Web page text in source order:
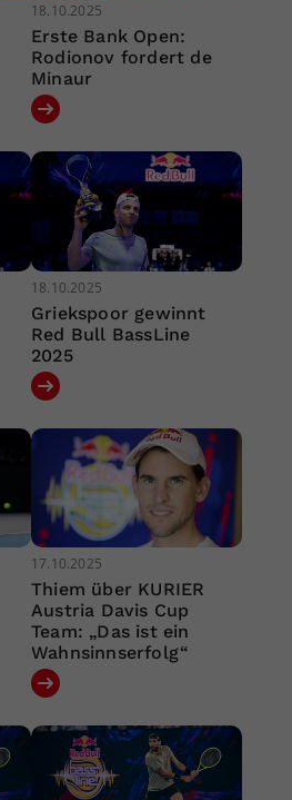
18.10.2025
Erste Bank Open:
Rodionov fordert de
Minaur
18.10.2025
Griekspoor gewinnt
Red Bull BassLine
2025
17.10.2025
Thiem über KURIER
Austria Davis Cup
Team: „Das ist ein
Wahnsinnserfolg“